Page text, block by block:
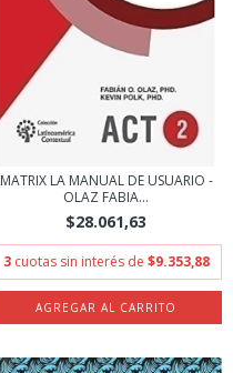
MATRIX LA MANUAL DE USUARIO -
OLAZ FABIA...
$28.061,63
3 cuotas sin interés de $9.353,88